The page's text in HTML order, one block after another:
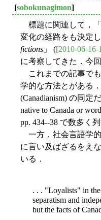
[sobokunagimon]
標題に関連して，
変化の経路をも決定
fictions 」 ([2010-06-16-
に考察してきた．今
これまでの記事で
学的な方法とがある
(Canadianism) の同定
native to Canada or
pp. 434--38 で数多く
一方，社会言語学
に言い及ばざるをえ
いる．
. . . "Loyalists" in
separatism and
but the facts of